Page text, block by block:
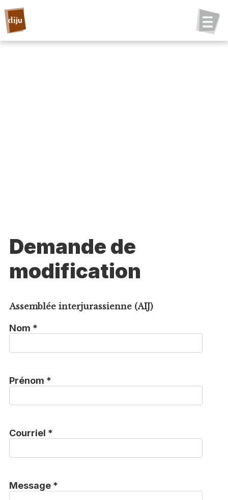
Demande de
modification
Assemblée interjurassienne (AIJ)
Nom *
Prénom *
Courriel *
Message *